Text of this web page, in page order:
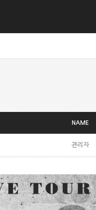
NAME
관리자